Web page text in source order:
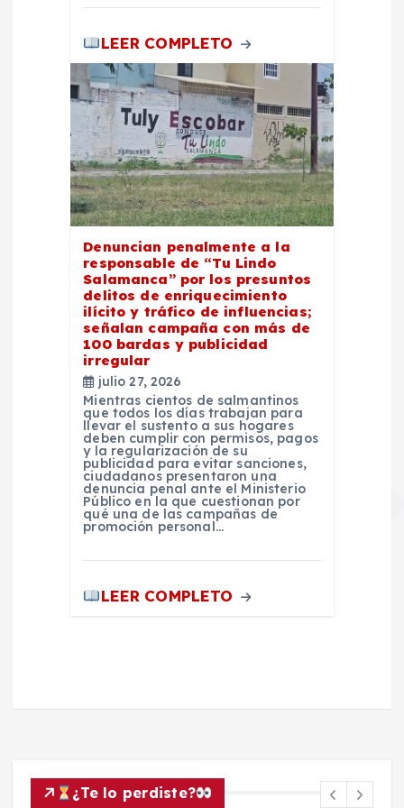
LEER COMPLETO
Denuncian penalmente a la
responsable de “Tu Lindo
Salamanca” por los presuntos
delitos de enriquecimiento
ilícito y tráfico de influencias;
señalan campaña con más de
100 bardas y publicidad
irregular
julio 27, 2026
Mientras cientos de salmantinos
que todos los días trabajan para
llevar el sustento a sus hogares
deben cumplir con permisos, pagos
y la regularización de su
publicidad para evitar sanciones,
ciudadanos presentaron una
denuncia penal ante el Ministerio
Público en la que cuestionan por
qué una de las campañas de
promoción personal…
LEER COMPLETO
¿Te lo perdiste?